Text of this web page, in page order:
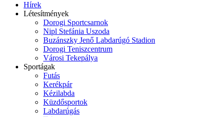
Hírek
Létesítmények
Dorogi Sportcsarnok
Nipl Stefánia Uszoda
Buzánszky Jenő Labdarúgó Stadion
Dorogi Teniszcentrum
Városi Tekepálya
Sportágak
Futás
Kerékpár
Kézilabda
Küzdősportok
Labdarúgás